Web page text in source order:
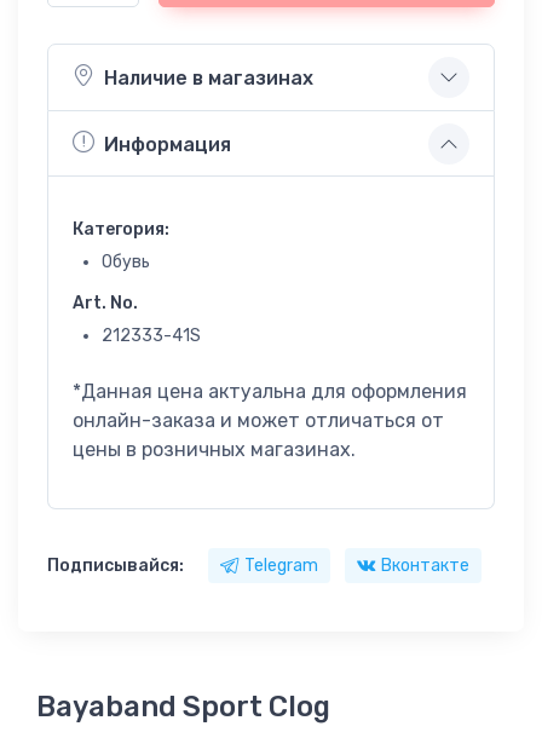
Наличие в магазинах
Информация
Категория:
Обувь
Art. No.
212333-41S
*Данная цена актуальна для оформления
онлайн-заказа и может отличаться от
цены в розничных магазинах.
Подписывайся: Telegram Вконтакте
Bayaband Sport Clog